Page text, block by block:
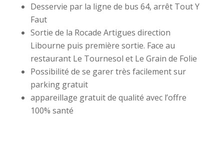
Desservie par la ligne de bus 64, arrêt Tout Y
Faut
Sortie de la Rocade Artigues direction
Libourne puis première sortie. Face au
restaurant Le Tournesol et Le Grain de Folie
Possibilité de se garertrès facilement sur
parking gratuit
appareillage gratuit de qualité avec l’offre
100% santé